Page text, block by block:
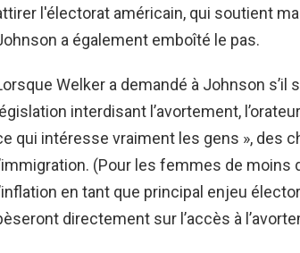
l'électorat américain, qui soutient
a également emboîté le pas.
Welker a demandé à Johnson s’il
législation interdisant l’avortement,
qui intéresse vraiment les gens », des
(Pour les femmes de moins
en tant que principal enjeu
directement sur l’accès à